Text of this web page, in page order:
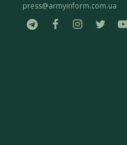
press@armyinform.com.ua